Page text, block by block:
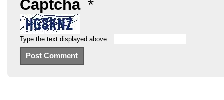
Captcha *
Type the text displayed above: